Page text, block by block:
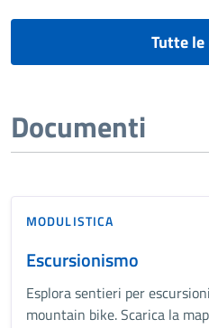
Tutte
Documenti
MODULISTICA
Escursionismo
Esplora sentieri per
mountain bike. Scarica la